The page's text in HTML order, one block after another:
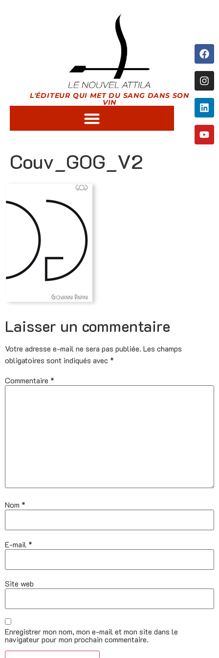
L'ÉDITEUR QUI MET DU SANG DANS SON
VIN
Couv_GOG_V2
Laisser un commentaire
Votre adresse e-mail ne sera pas publiée. Les champs
obligatoires sont indiqués avec *
Commentaire *
Nom *
E-mail *
Site web
Enregistrer mon nom, mon e-mail et mon site dans le
navigateur pour mon prochain commentaire.